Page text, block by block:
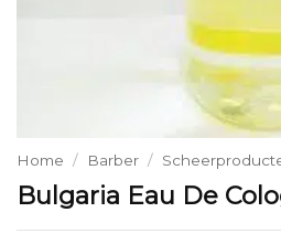
Home / Barber /
Bulgaria Eau De